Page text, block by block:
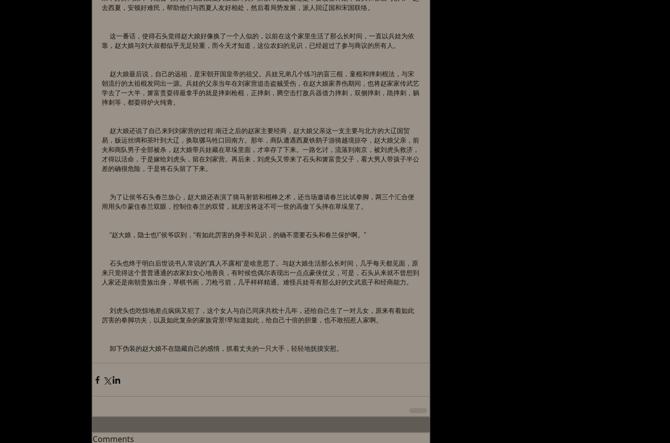
去西夏，安顿好难民，帮助他们与西夏人友好相处，然后看局势发展，派人回辽国和宋国联络。
靠，赵大娘与刘大叔都似乎无足轻重，而今天才知道，这位农妇的见识，已经超过了参与商议的所有人。
朝流行的太祖棍发同出一源。兵娃的父亲当年在刘家营追击盗贼受伤，在赵大娘家养伤期间，也将赵家家传武艺
学去了一大半，箫富贵耍得最拿手的就是摔刺枪棍，正摔刺，腾空击打敌兵器借力摔刺，双侧摔刺，跪摔刺，躺
摔刺等，都耍得炉火纯青。
易，贩运丝绸和茶叶到大辽，换取骡马牲口回南方。那年，商队遭遇西夏铁鹞子游骑越境掠夺，赵大娘父亲，前
夫和商队男子全部被杀，赵大娘带兵娃藏在草垛里面，才幸存了下来。一路乞讨，流落到南京，被刘虎头救济，
才得以活命，于是嫁给刘虎头，留在刘家营。再后来，刘虎头又带来了石头和箫富贵父子，看大男人带孩子半公
差的确很危险，于是将石头留了下来。
用用头巾蒙住春兰双眼，控制住春兰的双臂，就差没将这不可一世的高傲丫头摔在草垛里了。
    “赵大娘，隐士也!”侯爷叹到，“有如此厉害的身手和见识，的确不需要石头和春兰保护啊。”
来只觉得这个普普通通的农家妇女心地善良，有时候也偶尔表现出一点点豪侠仗义，可是，石头从来就不曾想到
人家还是南朝贵族出身，琴棋书画，刀枪弓箭，几乎样样精通。难怪兵娃哥有那么好的文武底子和经商能力。
厉害的拳脚功夫，以及如此复杂的家族背景!早知道如此，给自己十倍的胆量，也不敢招惹人家啊。
    卸下伪装的赵大娘不在隐藏自己的感情，抓着丈夫的一只大手，轻轻地抚摸安慰。
Comments